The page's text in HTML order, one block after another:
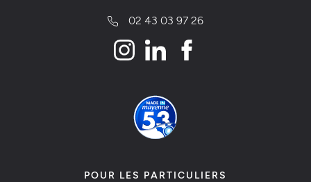
02 43 03 97 26
POUR LES PARTICULIERS